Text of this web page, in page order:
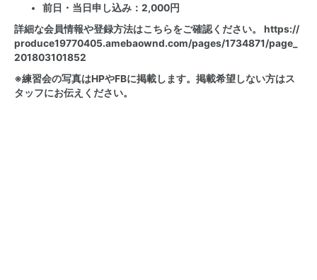
前日・当日申し込み：2,000円
詳細な会員情報や登録方法はこちらをご確認ください。 https://
produce19770405.amebaownd.com/pages/1734871/page_
201803101852
※練習会の写真はHPやFBに掲載します。掲載希望しない方はス
タッフにお伝えください。